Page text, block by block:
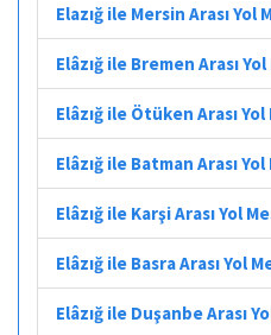
Elazığ ile Mersin Arası
Elâzığ ile Bremen Arası
Elâzığ ile Ötüken Arası
Elâzığ ile Batman Arası
Elâzığ ile Karşi Arası Yol
Elâzığ ile Basra Arası Yol
Elâzığ ile Duşanbe Arası